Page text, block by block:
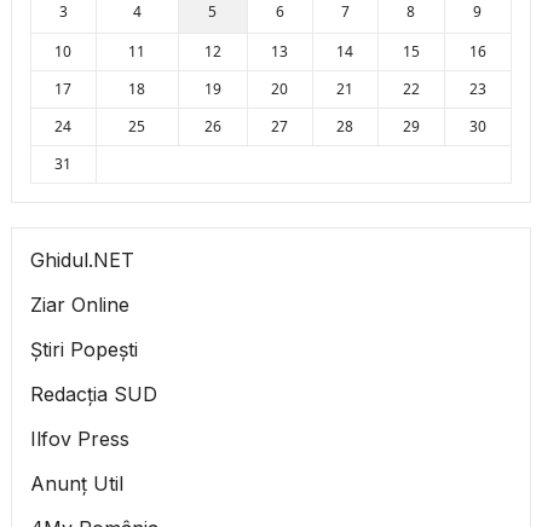
3
4 5 6 7 8
9
10
11 12 13 14 15
16
17
18 19 20 21 22
23
24
25 26 27 28 29
30
31
Ghidul.NET
Ziar Online
Știri Popești
Redacția SUD
Ilfov Press
Anunț Util